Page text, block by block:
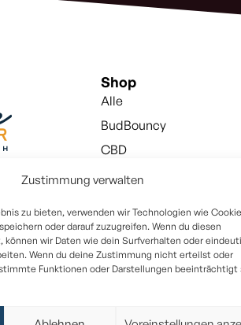
Zustimmung verwalten
zu bieten, verwenden wir Technologien wie
oder darauf zuzugreifen. Wenn du diesen
wir Daten wie dein Surfverhalten oder
Wenn du deine Zustimmung nicht erteilst oder
Funktionen oder Darstellungen beeinträchtigt
Shop
Alle
BudBouncy
CBD
Snus
Vapes Liquid
Aktivkohlefilter
Paper / Filter